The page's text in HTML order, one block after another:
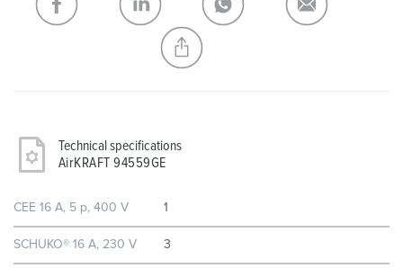
CREATE A NEW LIST
Technical specifications
AirKRAFT 94559GE
CEE 16 A, 5 p, 400 V 1
SCHUKO® 16 A, 230 V 3